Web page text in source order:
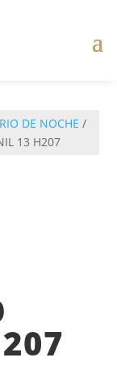
DE NOCHE /
13 H207